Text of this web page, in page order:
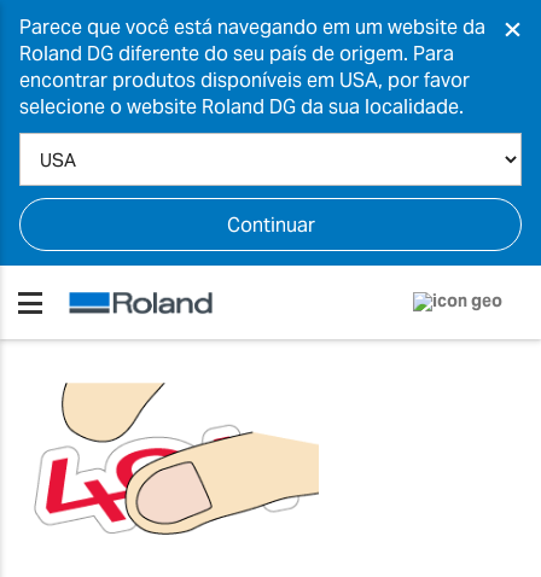
Parece que você está navegando em um website da
Roland DG diferente do seu país de origem. Para
encontrar produtos disponíveis em USA, por favor
selecione o website Roland DG da sua localidade.
Continuar
×